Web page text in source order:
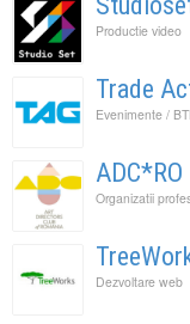
Productie video
Trade
Evenimente /
ADC*RO
Organizatii
Dezvoltare web